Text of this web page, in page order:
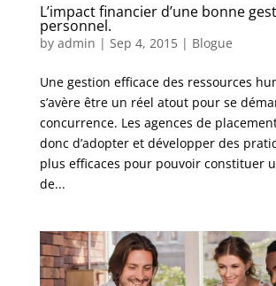
L’impact financier d’une bonne
personnel.
by admin | Sep 4, 2015| Blogue
Une gestion efficace des ressources
s’avère être un réel atout pour se
concurrence. Les agences de
donc d’adopter et développer des
plus efficaces pour pouvoir constituer
de...